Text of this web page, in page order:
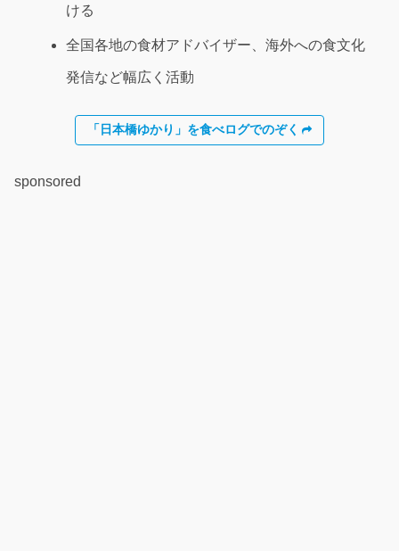
ける
全国各地の食材アドバイザー、海外への食文化
発信など幅広く活動
「日本橋ゆかり」を食べログでのぞく
sponsored